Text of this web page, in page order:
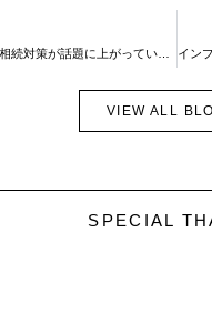
VIEW ALL
SPECIAL